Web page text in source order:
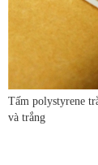
Tấm polystyrene
và trắng